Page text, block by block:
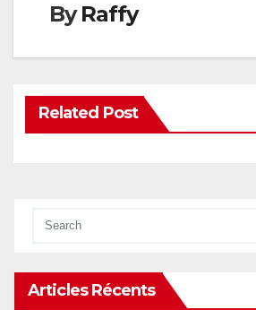
ByRaffy
Related Post
Articles Récents